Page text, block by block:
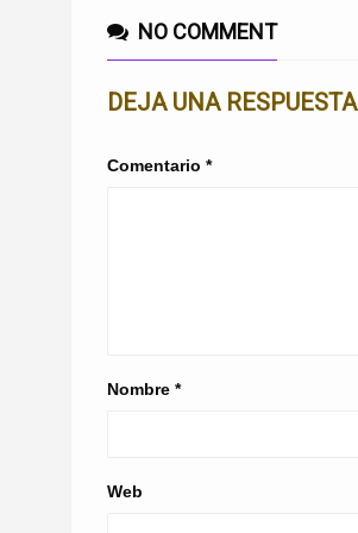
NO COMMENT
DEJA UNA RESPUESTA
Comentario *
Nombre *
Web